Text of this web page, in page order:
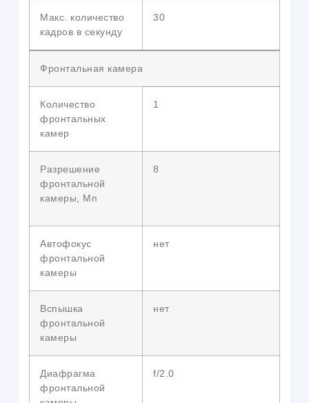
Макс. количество
кадров в секунду
30
Фронтальная камера
Количество
фронтальных
камер
1
Разрешение
фронтальной
камеры, Мп
8
Автофокус
фронтальной
камеры
нет
Вспышка
фронтальной
камеры
нет
Диафрагма
фронтальной
f/2.0